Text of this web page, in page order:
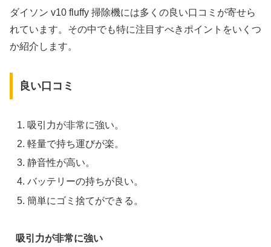
ダイソン v10 fluffy 掃除機には多くの良い口コミが寄せら
れています。その中でも特に注目すべきポイントをいくつ
か紹介します。
良い口コミ
吸引力が非常に強い。
軽量で持ち運びが楽。
静音性が高い。
バッテリーの持ちが良い。
簡単にゴミ捨てができる。
吸引力が非常に強い